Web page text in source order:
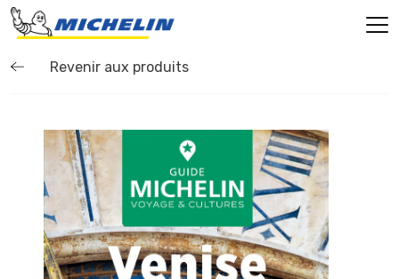
Revenir aux produits